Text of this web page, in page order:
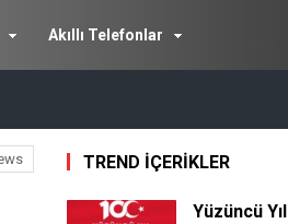
Akıllı Telefonlar
TREND İÇERİKLER
Yüzüncü Yıl